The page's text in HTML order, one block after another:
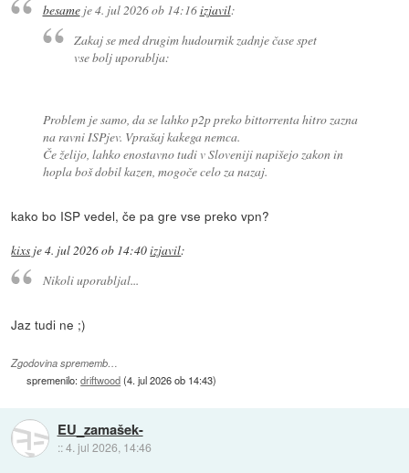
besameje4. jul 2026 ob 14:16izjavil:
Zakaj se med drugim hudournik zadnje čase spet
vse bolj uporablja:
Problem je samo, da se lahko p2p preko bittorrenta hitro zazna
na ravni ISPjev. Vprašaj kakega nemca.
Če želijo, lahko enostavno tudi v Sloveniji napišejo zakon in
hopla boš dobil kazen, mogoče celo za nazaj.
kako bo ISP vedel, če pa gre vse preko vpn?
kixs je4. jul 2026 ob 14:40izjavil:
Nikoli uporabljal...
Jaz tudi ne ;)
Zgodovina sprememb…
spremenilo:driftwood(4. jul 2026 ob 14:43)
EU_zamašek-
::4. jul 2026, 14:46